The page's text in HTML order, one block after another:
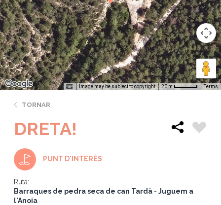
Image may be subject to copyright 20 m Terms
TORNAR
DRETA!
PUNT D'INTERÈS
Ruta:
Barraques de pedra seca de can Tardà - Juguem a
l'Anoia